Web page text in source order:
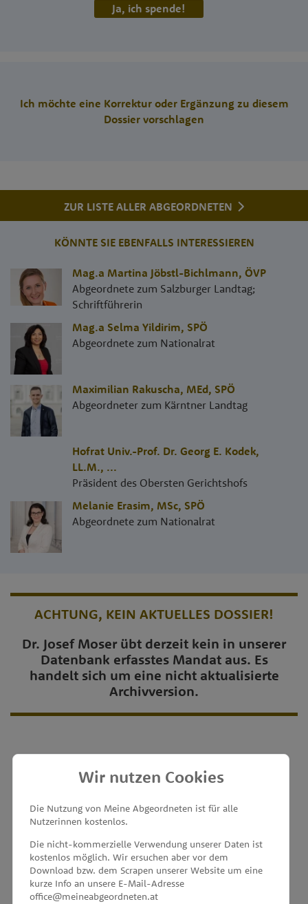
Ja, ich spende!
Ich möchte eine Korrektur oder Ergänzung zu diesem
Dossier vorschlagen
ZUR LISTE ALLER ABGEORDNETEN
KÖNNTE SIE EBENFALLS INTERESSIEREN
Mag.a Martina Jöbstl-Bichlmann, ÖVP
Abgeordnete zum Salzburger Landtag;
Schriftführerin
Mag.a Selma Yildirim, SPÖ
Abgeordnete zum Nationalrat
Maximilian Rakuscha, MEd, SPÖ
Abgeordneter zum Kärntner Landtag
Hofrat Univ.-Prof. Dr. Georg E. Kodek,
LL.M., ...
Präsident des Obersten Gerichtshofs
Melanie Erasim, MSc, SPÖ
Abgeordnete zum Nationalrat
ACHTUNG, KEIN AKTUELLES DOSSIER!
Dr. Josef Moser übt derzeit kein in unserer
Datenbank erfasstes Mandat aus. Es
handelt sich um eine nicht aktualisierte
Archivversion.
MEINE ABGEORDNETEN
unterstützt von
Wir nutzen Cookies
Die Nutzung von Meine Abgeordneten ist für alle
Nutzerinnen kostenlos.
Die nicht-kommerzielle Verwendung unserer Daten ist
kostenlos möglich. Wir ersuchen aber vor dem
Download bzw. dem Scrapen unserer Website um eine
kurze Info an unsere E-Mail-Adresse
office@meineabgeordneten.at